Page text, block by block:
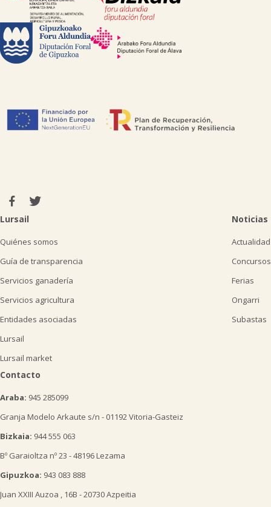
Lursail
Quiénes somos
Guía de transparencia
Servicios ganadería
Servicios agricultura
Entidades asociadas
Lursail
Lursail market
Noticias
Actualidad
Concursos
Ferias
Ongarri
Subastas
Contacto
Araba: 945 285099
Granja Modelo Arkaute s/n - 01192 Vitoria-Gasteiz
Bizkaia: 944 555 063
Bº Garaioltza nº 23 - 48196 Lezama
Gipuzkoa: 943 083 888
Juan XXIII Auzoa , 16B - 20730 Azpeitia